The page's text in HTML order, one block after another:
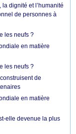
dignité et l’humanité
de personnes à
les neufs ?
en matière
les neufs ?
de
en matière
elle devenue la plus